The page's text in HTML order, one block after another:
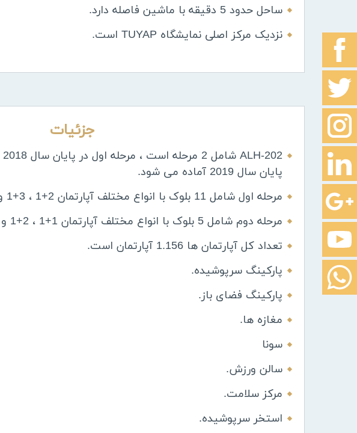
ساحل حدود 5 دقیقه با ماشین فاصله دارد.
نزدیک مرکز اصلی نمایشگاه TUYAP است.
جزئیات
پایان سال 2019 آماده می شود.
مرحله اول شامل 11 بلوک با انواع مختلف آپارتمان 2+1 ، 3+1 و 4+1 است.
مرحله دوم شامل 5 بلوک با انواع مختلف آپارتمان 1+1 ، 2+1 و 3+1 است.
تعداد کل آپارتمان ها 1.156 آپارتمان است.
پارکینگ سرپوشیده.
پارکینگ فضای باز.
مغازه ها.
سونا
سالن ورزش.
مرکز سلامت.
استخر سرپوشیده.